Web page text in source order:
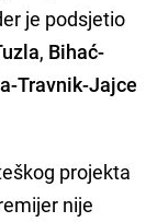
je podsjetio
, Bihać-
Travnik-Jajce
projekta
nije